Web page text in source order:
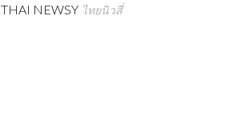
THAI NEWSY ไทยนิวสี่